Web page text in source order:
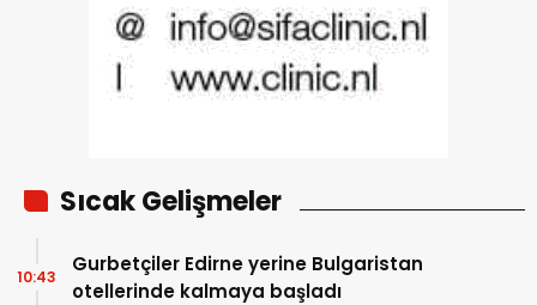
Sıcak Gelişmeler
Gurbetçiler Edirne yerine Bulgaristan
otellerinde kalmaya başladı
10:43